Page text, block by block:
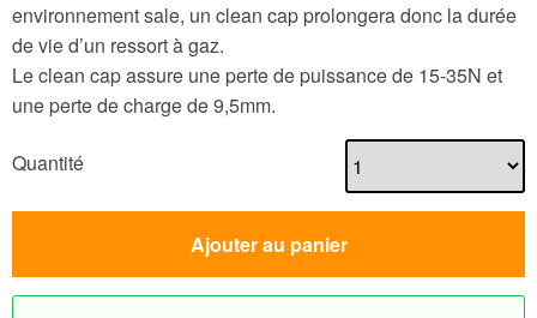
environnement sale, un clean cap prolongera donc la durée
de vie d’un ressort à gaz.
Le clean cap assure une perte de puissance de 15-35N et
une perte de charge de 9,5mm.
Quantité
Ajouter au panier